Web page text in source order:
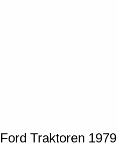
Ford Traktoren 1979